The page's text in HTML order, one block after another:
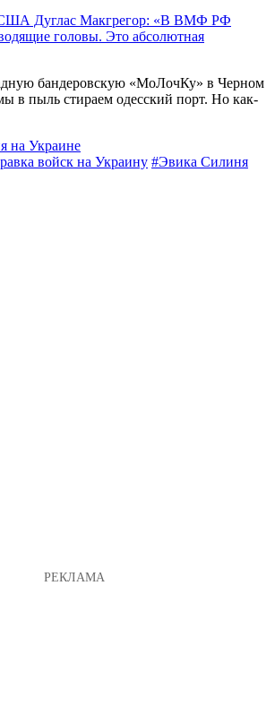
Дуглас Макгрегор: «В ВМФ РФ
головы. Это абсолютная
бандеровскую «МоЛочКу» в Черном
в пыль стираем одесский порт. Но как-
на Украине
войск на Украину #Эвика Силиня